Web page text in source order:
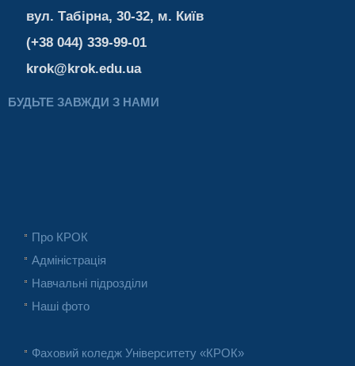
вул. Табірна, 30-32, м. Київ
(+38 044) 339-99-01
krok@krok.edu.ua
БУДЬТЕ ЗАВЖДИ З НАМИ
Про КРОК
Адміністрація
Навчальні підрозділи
Наші фото
Фаховий коледж Університету «КРОК»